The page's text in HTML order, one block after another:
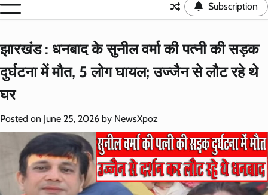
Subscription
झारखंड : धनबाद के सुनील वर्मा की पत्नी की सड़क
दुर्घटना में मौत, 5 लोग घायल; उज्जैन से लौट रहे थे
घर
Posted on June 25, 2026 by NewsXpoz